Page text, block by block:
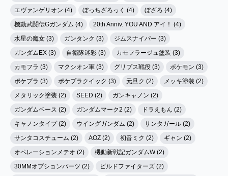
エヴァンゲリオン (4)
ぼっちざろっく (4)
ぼざろ (4)
機動武闘伝Gガンダム (4)
20th Anniv. YOU AND アイ！ (4)
水星の魔女 (3)
ガンタンク (3)
ジムスナイパー (3)
ガンダムEX (3)
自衛隊迷彩 (3)
カモフラージュ塗装 (3)
カモフラ (3)
マクシオン軍 (3) グリプス戦役 (3)
ポケモン (3)
ポケプラ (3)
ポケプラクイック (3) 元旦ク (2)
メッキ塗装 (2)
メタリック塗装 (2)
SEED (2)
ガンキャノン (2)
ガンダムベース (2)
ガンダムマーク2 (2)
ドラえもん (2)
キャノンタイプ (2)
ウイングガンダム (2)
サンタガール (2)
サンタコスチューム (2)
AOZ (2) 初音ミク (2)
ギャン (2)
オペレーションメテオ (2)
機動新戦記ガンダムW (2)
30MMオプションパーツ (2)
ビルドファイターズ (2)